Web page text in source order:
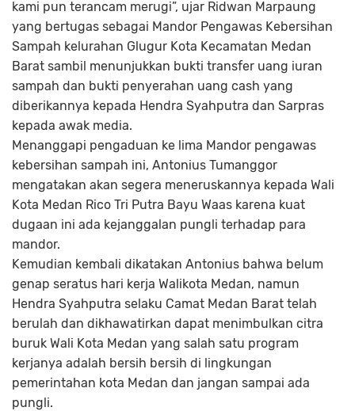
kami pun terancam merugi”, ujar Ridwan Marpaung
yang bertugas sebagai Mandor Pengawas Kebersihan
Sampah kelurahan Glugur Kota Kecamatan Medan
Barat sambil menunjukkan bukti transfer uang iuran
sampah dan bukti penyerahan uang cash yang
diberikannya kepada Hendra Syahputra dan Sarpras
kepada awak media.
Menanggapi pengaduan ke lima Mandor pengawas
kebersihan sampah ini, Antonius Tumanggor
mengatakan akan segera meneruskannya kepada Wali
Kota Medan Rico Tri Putra Bayu Waas karena kuat
dugaan ini ada kejanggalan pungli terhadap para
mandor.
Kemudian kembali dikatakan Antonius bahwa belum
genap seratus hari kerja Walikota Medan, namun
Hendra Syahputra selaku Camat Medan Barat telah
berulah dan dikhawatirkan dapat menimbulkan citra
buruk Wali Kota Medan yang salah satu program
kerjanya adalah bersih bersih di lingkungan
pemerintahan kota Medan dan jangan sampai ada
pungli.